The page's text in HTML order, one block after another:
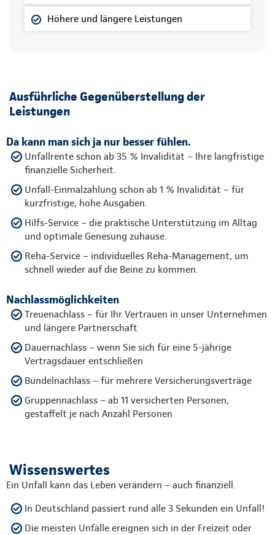
Höhere und längere Leistungen
Ausführliche Gegenüberstellung der
Leistungen
Da kann man sich ja nur besser fühlen.
Unfallrente schon ab 35 % Invalidität – Ihre langfristige
finanzielle Sicherheit.
Unfall-Einmalzahlung schon ab 1 % Invalidität – für
kurzfristige, hohe Ausgaben.
Hilfs-Service – die praktische Unterstützung im Alltag
und optimale Genesung zuhause.
Reha-Service – individuelles Reha-Management, um
schnell wieder auf die Beine zu kommen.
Nachlassmöglichkeiten
Treuenachlass – für Ihr Vertrauen in unser Unternehmen
und längere Partnerschaft
Dauernachlass – wenn Sie sich für eine 5-jährige
Vertragsdauer entschließen
Bündelnachlass – für mehrere Versicherungsverträge
Gruppennachlass – ab 11 versicherten Personen,
gestaffelt je nach Anzahl Personen
Wissenswertes
Ein Unfall kann das Leben verändern – auch finanziell.
In Deutschland passiert rund alle 3 Sekunden ein Unfall!
Die meisten Unfälle ereignen sich in der Freizeit oder